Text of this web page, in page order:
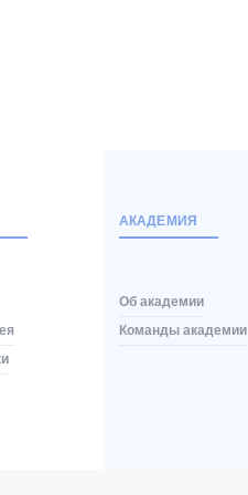
АКАДЕМИЯ
Об академии
Команды академии